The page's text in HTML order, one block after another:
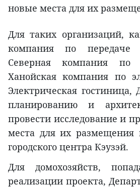
новые места для их
Для таких организаций,
компания по передаче
Северная компания по
Ханойская компания по
Электрическая гостиница,
планированию и
провести исследование и
места для их размещения
городского центра Кэузэй.
Для домохозяйств,
реализации проекта,